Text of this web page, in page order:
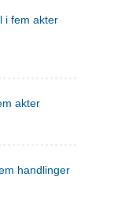
i fem akter
akter
handlinger